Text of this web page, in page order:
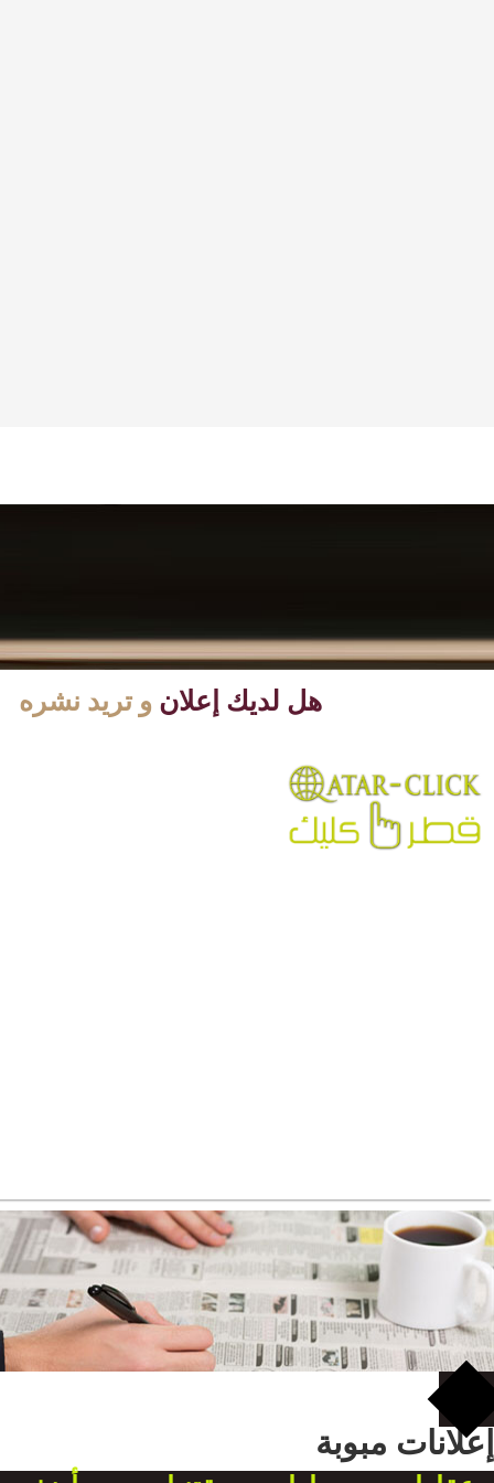
هل لديك إعلان و تريد نشره
إعلانات مبوبة